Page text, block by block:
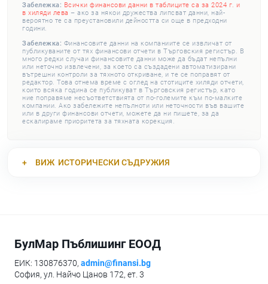
Забележка: Всички финансови данни в таблиците са за 2024 г. и
в хиляди лева – ако за някои дружества липсват данни, най-
вероятно те са преустановили дейността си още в предходни
години.
Забележка: Финансовите данни на компаниите се извличат от
публикуваните от тях финансови отчети в Търговския регистър. В
много редки случаи финансовите данни може да бъдат непълни
или неточно извлечени, за което са създадени автоматизирани
вътрешни контроли за тяхното откриване, и те се поправят от
редактор. Това отнема време с оглед на стотиците хиляди отчети,
които всяка година се публикуват в Търговския регистър, като
ние поправяме несъответствията от по-големите към по-малките
компании. Ако забележите непълноти или неточности във вашите
или в други финансови отчети, можете да ни пишете, за да
ескалираме приоритета за тяхната корекция.
ВИЖ ИСТОРИЧЕСКИ СЪДРУЖИЯ
БулМар Пъблишинг ЕООД
ЕИК: 130876370, admin@finansi.bg
София, ул. Найчо Цанов 172, ет. 3